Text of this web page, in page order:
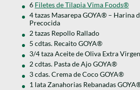
6 Filetes de Tilapia Vima Foods®
4 tazas Masarepa GOYA® – Harina
Precocida
2 tazas Repollo Rallado
5 cdtas. Recaito GOYA®
3/4 taza Aceite de Oliva Extra
2 cdtas. Pasta de Ajo GOYA®
3 cdas. Crema de Coco GOYA®
1 lata Zanahorias Rebanadas